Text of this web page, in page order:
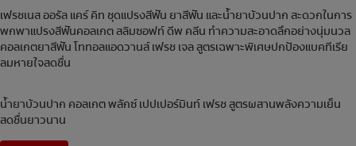
เฟรชเนส ออรัล แคร์ คิท ชุดแปรงสีฟัน ยาสีฟัน และน้ำยาบ้วนปาก สะดวกในการ
พกพาแปรงสีฟันคอลเกต สลิมซอฟท์ ดีพ คลีน ทำความสะอาดลึกอย่างนุ่มนวล
คอลเกตยาสีฟัน โททอลแอดวานส์ เฟรช เจล สูตรเฉพาะพิเศษปกป้องแบคทีเรีย
ลมหายใจสดชื่น
น้ำยาบ้วนปาก คอลเกต พลักซ์ เปปเปอร์มินท์ เฟรช สูตรผสานพลังความเย็น
สดชื่นยาวนาน